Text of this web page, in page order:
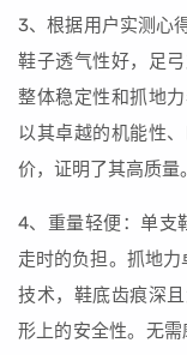
3、根据用户实测心
鞋子透气性好，足
整体稳定性和抓地
以其卓越的机能性
价，证明了其高质量。
4、重量轻便：单支
走时的负担。抓地
技术，鞋底齿痕深
形上的安全性。无